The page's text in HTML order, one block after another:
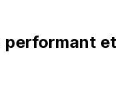
performant